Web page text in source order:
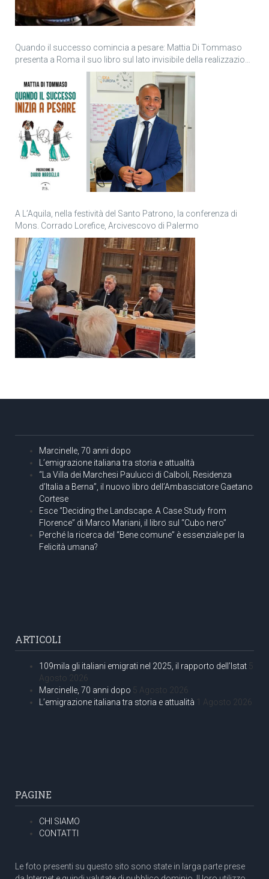
Quando il successo comincia a pesare: Mattia Di Tommaso
presenta a Roma il suo libro sul lato invisibile della realizzazione
A L’Aquila, nella festività del Santo Patrono, la conferenza di
Mons. Corrado Lorefice, Arcivescovo di Palermo
Marcinelle, 70 anni dopo
L’emigrazione italiana tra storia e attualità
“La Villa dei Marchesi Paulucci di Calboli, Residenza
d’Italia a Berna”, il nuovo libro dell’Ambasciatore Gaetano
Cortese
Esce “Deciding the Landscape. A Case Study from
Florence” di Marco Mariani, il libro sul “Cubo nero”
Perché la ricerca del “Bene comune” è essenziale per la
Felicità umana?
ARTICOLI
109mila gli italiani emigrati nel 2025, il rapporto dell’Istat 5
Agosto 2026
Marcinelle, 70 anni dopo 5 Agosto 2026
L’emigrazione italiana tra storia e attualità 1 Agosto 2026
PAGINE
CHI SIAMO
CONTATTI
Le foto presenti su questo sito sono state in larga parte prese